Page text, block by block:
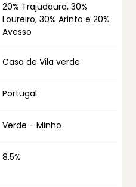
20% Trajudaura, 30%
Loureiro, 30% Arinto e 20%
Avesso
Casa de Vila verde
Portugal
Verde - Minho
8.5%